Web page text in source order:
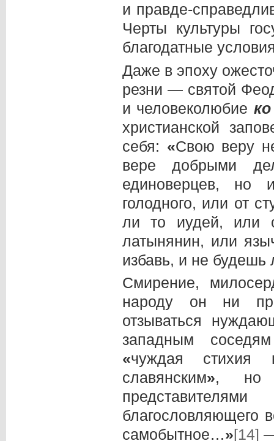
и правде-
Черты культуры
благодатные
Даже в эпоху
резни — святой
и человеколюбие
христианской
себя: «Свою веру
вере добрыми
единоверцев, но
голодного, или от
ли то иудей, или
латынянин, или
избавь, и не будешь
Смирение,
народу он ни
отзываться
западным
«чуждая стихия
славянским», но
благословляющего
самобытное…»[14]